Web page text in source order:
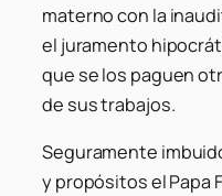
materno con la
el juramento
que se los paguen
de sus trabajos.
Seguramente
y propósitos el Papa